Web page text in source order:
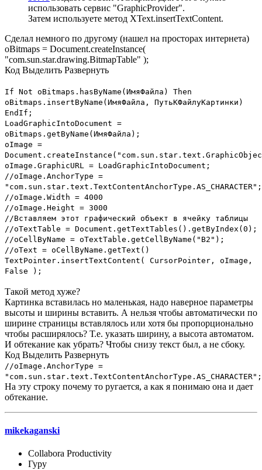
использовать сервис "GraphicProvider".
Затем используете метод XText.insertTextContent.
Сделал немного по другому (нашел на просторах интернета)
oBitmaps = Document.createInstance(
"com.sun.star.drawing.BitmapTable" );
Код Выделить Развернуть
If Not oBitmaps.hasByName(ИмяФайла) Then
oBitmaps.insertByName(ИмяФайла, ПутьКФайлуКартинки)
EndIf;
LoadGraphicIntoDocument =
oBitmaps.getByName(ИмяФайла);
oImage =
oImage.GraphicURL = LoadGraphicIntoDocument;
//oImage.AnchorType =
"com.sun.star.text.TextContentAnchorType.AS_CHARACTER";
//oImage.Width = 4000
//oImage.Height = 3000
//Вставляем этот графический объект в ячейку таблицы
//oTextTable = Document.getTextTables().getByIndex(0);
//oCellByName = oTextTable.getCellByName("B2");
//oText = oCellByName.getText()
TextPointer.insertTextContent( CursorPointer, oImage,
False );
Такой метод хуже?
Картинка вставилась но маленькая, надо наверное параметры
высоты и ширины вставить. А нельзя чтобы автоматически по
ширине страницы вставлялось или хотя бы пропорционально
чтобы расширялось? Т.е. указать ширину, а высота автоматом.
И обтекание как убрать? Чтобы снизу текст был, а не сбоку.
Код Выделить Развернуть
//oImage.AnchorType =
"com.sun.star.text.TextContentAnchorType.AS_CHARACTER";
На эту строку почему то ругается, а как я понимаю она и дает
обтекание.
mikekaganski
Collabora Productivity
Гуру